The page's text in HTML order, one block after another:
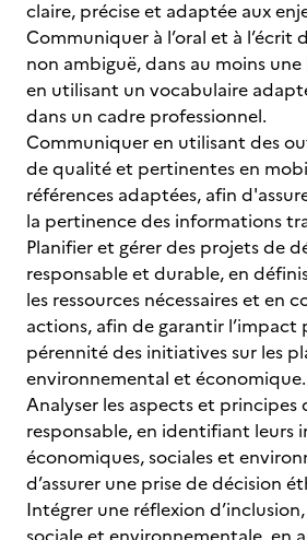
claire, précise et adaptée aux
Communiquer à l’oral et à l’écrit
non ambiguë, dans au moins
en utilisant un vocabulaire
dans un cadre professionnel.
Communiquer en utilisant des
de qualité et pertinentes en
références adaptées, afin
la pertinence des informations
Planifier et gérer des projets de
responsable et durable, en
les ressources nécessaires et en
actions, afin de garantir l’impact
pérennité des initiatives sur les
environnemental et économique.
Analyser les aspects et principes
responsable, en identifiant leurs
économiques, sociales et
d’assurer une prise de décision
Intégrer une réflexion